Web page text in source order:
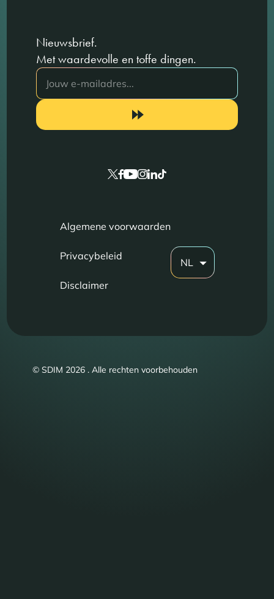
Nieuwsbrief.
Met waardevolle en toffe dingen.
Algemene voorwaarden
Privacybeleid
Disclaimer
NL
© SDIM 2026 . Alle rechten voorbehouden